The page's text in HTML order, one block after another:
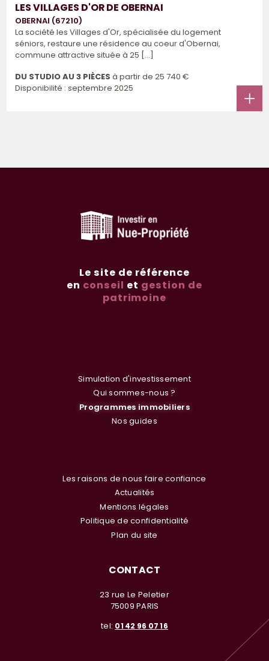
LES VILLAGES D'OR DE OBERNAI
OBERNAI (67210)
La société les Villages d'Or, spécialisée du logement
séniors, restaure une résidence au coeur d'Obernai,
commune attractive située à 25 [...]
DU STUDIO AU 3 PIÈCES à partir de 25 740 €
Disponibilité : septembre 2025
Le site de référence
en conseil et gestion de
patrimoine
Simulation d'investissement
Qui sommes-nous ?
Programmes immobiliers
Nos guides
Les raisons de nous faire confiance
Actualités
Mentions légales
Politique de confidentialité
Plan du site
CONTACT
23 rue Le Peletier
75009 PARIS
tel: 01 42 96 07 16